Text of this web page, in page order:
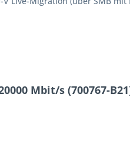
Mbit/s (700767-